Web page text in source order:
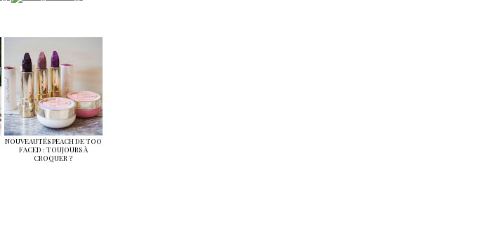
NOUVEAUTÉS PEACH DE TOO
FACED : TOUJOURS À
CROQUER ?